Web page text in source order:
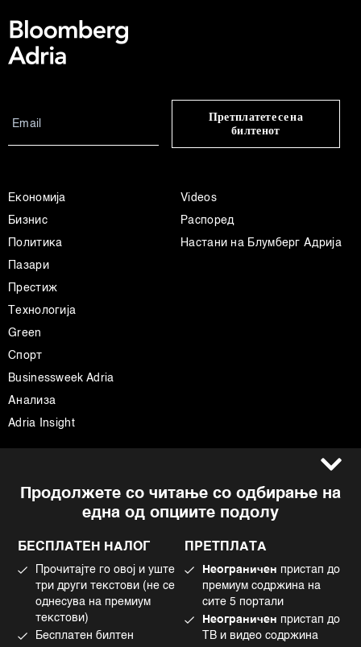
Продолжете со читање со одбирање на
една од опциите подолу
БЕСПЛАТЕН НАЛОГ
Прочитајте го овој и уште
три други текстови (не се
однесува на премиум
текстови)
Бесплатен билтен
ПРЕТПЛАТА
Неограничен пристап до
премиум содржина на
сите 5 портали
Неограничен пристап до
ТВ и видео содржина
Претплатете се на
билтенот
Економија
Бизнис
Политика
Пазари
Престиж
Технологија
Green
Спорт
Businessweek Adria
Анализа
Adria Insight
Videos
Распоред
Настани на Блумберг Адрија
Импресум
Политика на приватност
Политика за колачиња
Употреба на вештачка интелигенција
Facebook
Instagram
Twitter
Tiktok
©2022 - 2026 Bloomberg L.P. All Rights Reserved. BLOOMBERG and the